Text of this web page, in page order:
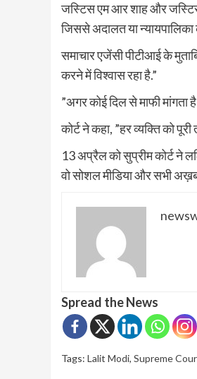
जस्टिस एम आर शाह और जस्टिस
जिससे अदालत या
समाचार एजेंसी पीटीआई के
करने में विश्वास रहा है.”
”अगर कोई दिल से माफी मांगता
कोर्ट ने कहा, ”हर व्यक्ति को
13 अप्रैल को सुप्रीम कोर्ट ने
वो सोशल मीडिया और सभी
Spread the News
Tags: Lalit Modi, Supreme